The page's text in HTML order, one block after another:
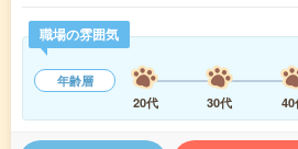
職場の雰囲気
年齢層
20代
30代 40